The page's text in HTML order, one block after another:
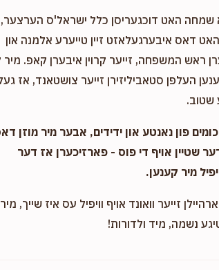
א שמחה האט דוכגעריסן כלל ישראל'ס הערצער,
דאס איבערגעלאזט זיין טייערע אלמנה און
ראש המשפחה, זייער קרוין איבערן קאפ. מיר
העלפן סטאביליזירן זייער צושטאנד, אז
שטוב.
פון נאנטע און ידידים, אבער מיר מוזן
שטיין אויף די פוס - פארזיכערן אז דער
מיר קענען.
זייער וואונד אויף וויפיל עס איז שייך,
נשמה, מיד ולדורות!